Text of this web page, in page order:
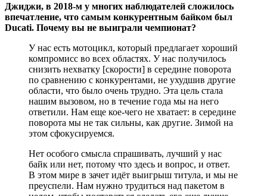
Джиджи, в 2018-м у многих наблюдателей сложилось
впечатление, что самым конкурентным байком был
Ducati. Почему вы не выиграли чемпионат?
У нас есть мотоцикл, который предлагает хороший
компромисс во всех областях. У нас получилось
снизить нехватку [скорости] в середине поворота
по сравнению с конкурентами, не ухудшив другие
области, что было очень трудно. Эта цель стала
нашим вызовом, но в течение года мы на него
ответили. Нам еще кое-чего не хватает: в середине
поворота мы не так сильны, как другие. Зимой на
этом сфокусируемся.
Нет особого смысла спрашивать, лучший у нас
байк или нет, потому что здесь и вопрос, и ответ.
В этом мире в зачет идёт выигрыш титула, и мы не
преуспели. Нам нужно трудиться над пакетом в